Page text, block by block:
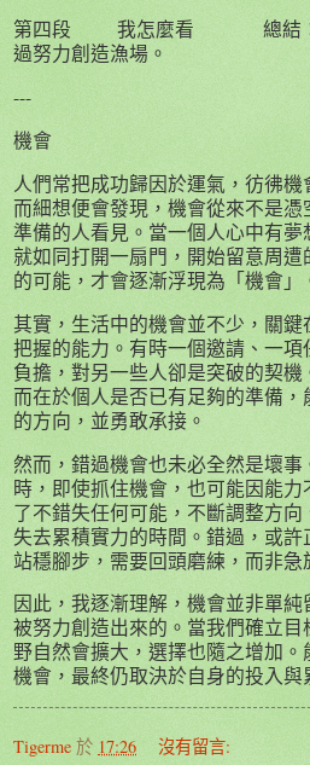
第四段
我怎麼看
總結
過努力創造漁場。
---
機會
人們常把成功歸因於運氣，彷彿
而細想便會發現，機會從來不是
準備的人看見。當一個人心中有夢
就如同打開一扇門，開始留意周
的可能，才會逐漸浮現為「機會」
其實，生活中的機會並不少，關
把握的能力。有時一個邀請、一
負擔，對另一些人卻是突破的契機
而在於個人是否已有足夠的準備，
的方向，並勇敢承接。
然而，錯過機會也未必全然是壞
時，即使抓住機會，也可能因能
了不錯失任何可能，不斷調整方
失去累積實力的時間。錯過，或
站穩腳步，需要回頭磨練，而非急
因此，我逐漸理解，機會並非單
被努力創造出來的。當我們確立
野自然會擴大，選擇也隨之增加
機會，最終仍取決於自身的投入與
Tigerme 於 17:26 沒有留言: